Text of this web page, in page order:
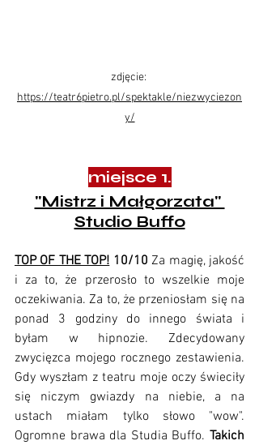
zdjęcie:
https://teatr6pietro.pl/spektakle/niezwyciezon
y/
miejsce 1.
"Mistrz i Małgorzata"
Studio Buffo
TOP OF THE TOP! 10/10 Za magię, jakość
i za to, że przerosło to wszelkie moje
oczekiwania. Za to, że przeniosłam się na
ponad 3 godziny do innego świata i
byłam w hipnozie. Zdecydowany
zwycięzca mojego rocznego zestawienia.
Gdy wyszłam z teatru moje oczy świeciły
się niczym gwiazdy na niebie, a na
ustach miałam tylko słowo "wow".
Ogromne brawa dla Studia Buffo. Takich